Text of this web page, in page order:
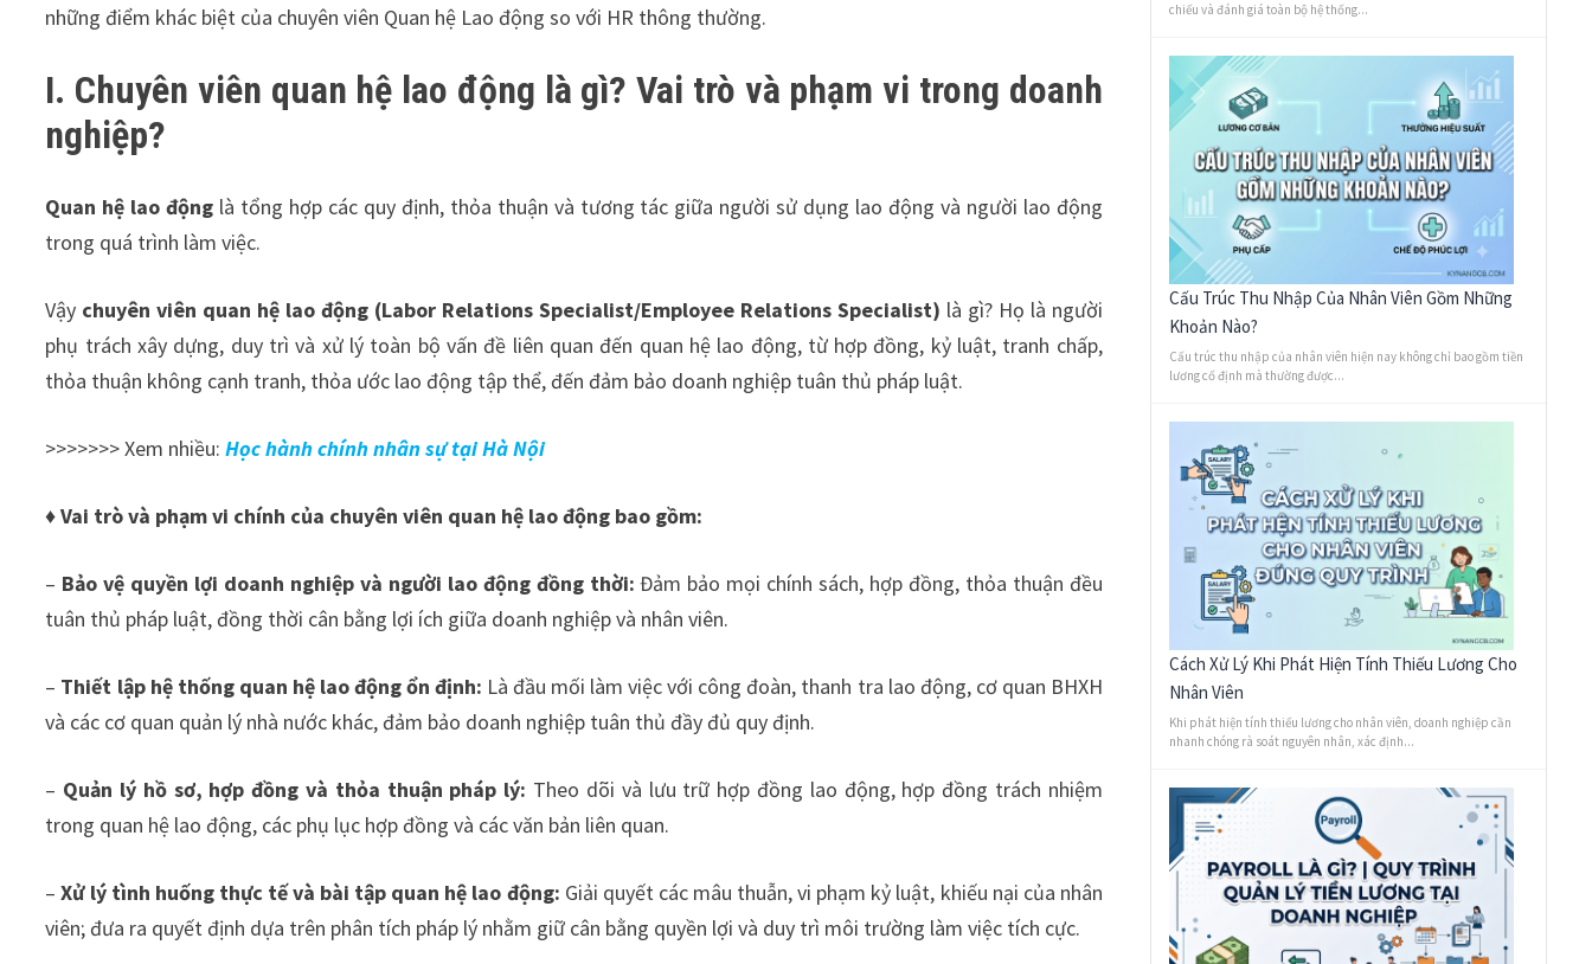
những điểm khác biệt của chuyên viên Quan hệ Lao động so với HR thông thường.
I. Chuyên viên quan hệ lao động là gì? Vai trò và phạm vi trong doanh
nghiệp?
Quan hệ lao động là tổng hợp các quy định, thỏa thuận và tương tác giữa người sử dụng lao động và người lao động
trong quá trình làm việc.
Vậy chuyên viên quan hệ lao động (Labor Relations Specialist/Employee Relations Specialist) là gì? Họ là người
phụ trách xây dựng, duy trì và xử lý toàn bộ vấn đề liên quan đến quan hệ lao động, từ hợp đồng, kỷ luật, tranh chấp,
thỏa thuận không cạnh tranh, thỏa ước lao động tập thể, đến đảm bảo doanh nghiệp tuân thủ pháp luật.
>>>>>>> Xem nhiều:Học hành chính nhân sự tại Hà Nội
♦ Vai trò và phạm vi chính của chuyên viên quan hệ lao động bao gồm:
– Bảo vệ quyền lợi doanh nghiệp và người lao động đồng thời: Đảm bảo mọi chính sách, hợp đồng, thỏa thuận đều
tuân thủ pháp luật, đồng thời cân bằng lợi ích giữa doanh nghiệp và nhân viên.
– Thiết lập hệ thống quan hệ lao động ổn định: Là đầu mối làm việc với công đoàn, thanh tra lao động, cơ quan BHXH
và các cơ quan quản lý nhà nước khác, đảm bảo doanh nghiệp tuân thủ đầy đủ quy định.
– Quản lý hồ sơ, hợp đồng và thỏa thuận pháp lý: Theo dõi và lưu trữ hợp đồng lao động, hợp đồng trách nhiệm
trong quan hệ lao động, các phụ lục hợp đồng và các văn bản liên quan.
–Xử lý tình huống thực tế và bài tập quan hệ lao động: Giải quyết các mâu thuẫn, vi phạm kỷ luật, khiếu nại của nhân
viên; đưa ra quyết định dựa trên phân tích pháp lý nhằm giữ cân bằng quyền lợi và duy trì môi trường làm việc tích cực.
chiếu và đánh giá toàn bộ hệ thống...
Cấu Trúc Thu Nhập Của Nhân Viên Gồm Những
Khoản Nào?
Cấu trúc thu nhập của nhân viên hiện nay không chỉ bao gồm tiền
lương cố định mà thường được...
Cách Xử Lý Khi Phát Hiện Tính Thiếu Lương Cho
Nhân Viên
Khi phát hiện tính thiếu lương cho nhân viên, doanh nghiệp cần
nhanh chóng rà soát nguyên nhân, xác định...